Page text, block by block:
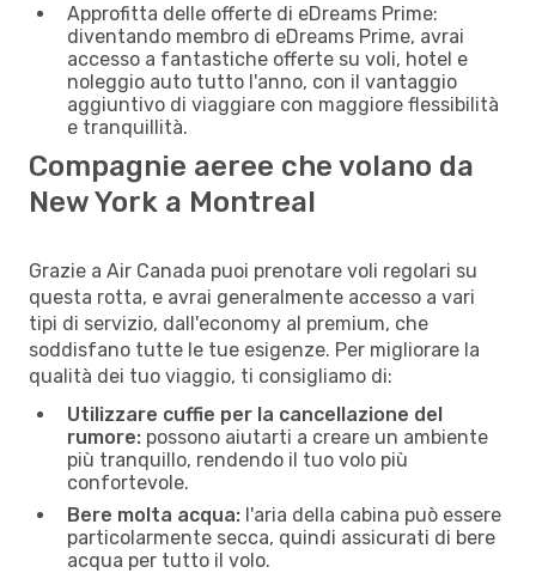
Approfitta delle offerte di eDreams Prime:
diventando membro di eDreams Prime, avrai
accesso a fantastiche offerte su voli, hotel e
noleggio auto tutto l'anno, con il vantaggio
aggiuntivo di viaggiare con maggiore flessibilità
e tranquillità.
Compagnie aeree che volano da
New York a Montreal
Grazie a Air Canada puoi prenotare voli regolari su
questa rotta, e avrai generalmente accesso a vari
tipi di servizio, dall'economy al premium, che
soddisfano tutte le tue esigenze. Per migliorare la
qualità dei tuo viaggio, ti consigliamo di:
Utilizzare cuffie per la cancellazione del
rumore: possono aiutarti a creare un ambiente
più tranquillo, rendendo il tuo volo più
confortevole.
Bere molta acqua: l'aria della cabina può essere
particolarmente secca, quindi assicurati di bere
acqua per tutto il volo.